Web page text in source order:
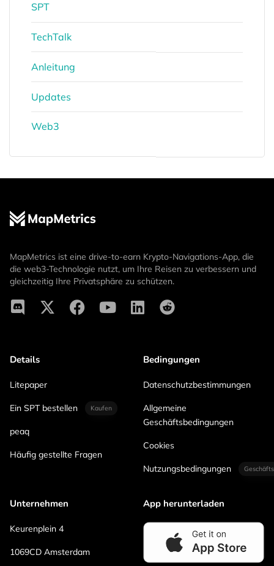
SPT
TechTalk
Anleitung
Updates
Web3
MapMetrics ist eine drive-to-earn Krypto-Navigations-App, die
die web3-Technologie nutzt, um Ihre Reisen zu verbessern und
gleichzeitig Ihre Privatsphäre zu schützen.
Details
Litepaper
Ein SPT bestellen Kaufen
peaq
Häufig gestellte Fragen
Bedingungen
Datenschutzbestimmungen
Allgemeine
Geschäftsbedingungen
Cookies
Nutzungsbedingungen
Unternehmen
Keurenplein 4
1069CD Amsterdam
App herunterladen